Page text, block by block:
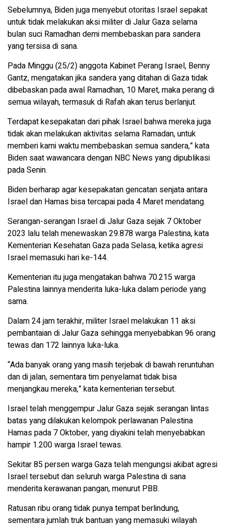
Sebelumnya, Biden juga menyebut otoritas Israel sepakat
untuk tidak melakukan aksi militer di Jalur Gaza selama
bulan suci Ramadhan demi membebaskan para sandera
yang tersisa di sana.
Pada Minggu (25/2) anggota Kabinet Perang Israel, Benny
Gantz, mengatakan jika sandera yang ditahan di Gaza tidak
dibebaskan pada awal Ramadhan, 10 Maret, maka perang di
semua wilayah, termasuk di Rafah akan terus berlanjut.
Terdapat kesepakatan dari pihak Israel bahwa mereka juga
tidak akan melakukan aktivitas selama Ramadan, untuk
memberi kami waktu membebaskan semua sandera,” kata
Biden saat wawancara dengan NBC News yang dipublikasi
pada Senin.
Biden berharap agar kesepakatan gencatan senjata antara
Israel dan Hamas bisa tercapai pada 4 Maret mendatang.
Serangan-serangan Israel di Jalur Gaza sejak 7 Oktober
2023 lalu telah menewaskan 29.878 warga Palestina, kata
Kementerian Kesehatan Gaza pada Selasa, ketika agresi
Israel memasuki hari ke-144.
Kementerian itu juga mengatakan bahwa 70.215 warga
Palestina lainnya menderita luka-luka dalam periode yang
sama.
Dalam 24 jam terakhir, militer Israel melakukan 11 aksi
pembantaian di Jalur Gaza sehingga menyebabkan 96 orang
tewas dan 172 lainnya luka-luka.
“Ada banyak orang yang masih terjebak di bawah reruntuhan
dan di jalan, sementara tim penyelamat tidak bisa
menjangkau mereka,” kata kementerian tersebut.
Israel telah menggempur Jalur Gaza sejak serangan lintas
batas yang dilakukan kelompok perlawanan Palestina
Hamas pada 7 Oktober, yang diyakini telah menyebabkan
hampir 1.200 warga Israel tewas.
Sekitar 85 persen warga Gaza telah mengungsi akibat agresi
Israel tersebut dan seluruh warga Palestina di sana
menderita kerawanan pangan, menurut PBB.
Ratusan ribu orang tidak punya tempat berlindung,
sementara jumlah truk bantuan yang memasuki wilayah